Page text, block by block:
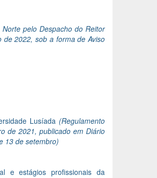
pelo Despacho do Reitor
de 2022, sob a forma de Aviso
Lusíada (Regulamento
de 2021, publicado em Diário
13 de setembro)
e estágios profissionais da